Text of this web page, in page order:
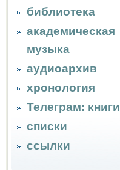
библиотека
академическая
музыка
аудиоархив
хронология
Телеграм: книги
списки
ссылки